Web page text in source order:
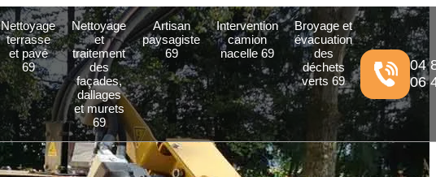
Nettoyage
terrasse
et pavé
69
Nettoyage
et
traitement
des
façades,
dallages
et murets
69
Artisan
paysagiste
69
Intervention
camion
nacelle 69
Broyage et
évacuation
des
déchets
verts 69
04
06